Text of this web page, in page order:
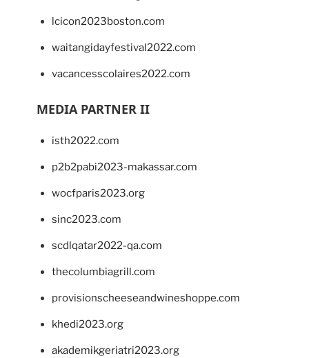
lcicon2023boston.com
waitangidayfestival2022.com
vacancesscolaires2022.com
MEDIA PARTNER II
isth2022.com
p2b2pabi2023-makassar.com
wocfparis2023.org
sinc2023.com
scdlqatar2022-qa.com
thecolumbiagrill.com
provisionscheeseandwineshoppe.com
khedi2023.org
akademikgeriatri2023.org